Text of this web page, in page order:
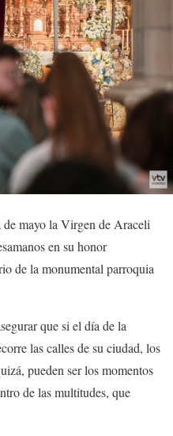
mayo la Virgen de Araceli
en su honor
de la monumental parroquia
que si el día de la
las calles de su ciudad, los
pueden ser los momentos
de las multitudes, que